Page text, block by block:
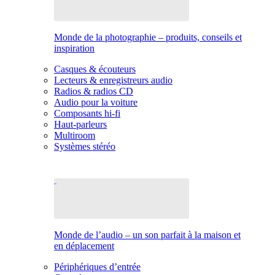
Monde de la photographie – produits, conseils et
inspiration
Casques & écouteurs
Lecteurs & enregistreurs audio
Radios & radios CD
Audio pour la voiture
Composants hi-fi
Haut-parleurs
Multiroom
Systèmes stéréo
Monde de l’audio – un son parfait à la maison et
en déplacement
Périphériques d’entrée